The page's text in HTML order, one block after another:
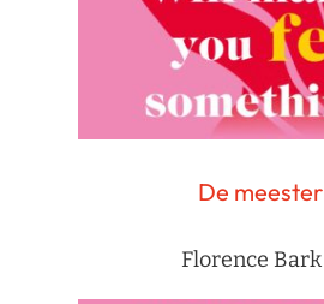
De meester
Florence Bark